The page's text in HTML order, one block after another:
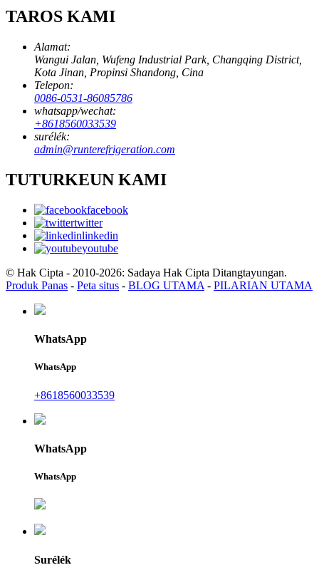
TAROS KAMI
Alamat:
Wangui Jalan, Wufeng Industrial Park, Changqing District,
Kota Jinan, Propinsi Shandong, Cina
Telepon:
0086-0531-86085786
whatsapp/wechat:
+8618560033539
surélék:
admin@runterefrigeration.com
TUTURKEUN KAMI
facebook
twitter
linkedin
youtube
© Hak Cipta - 2010-2026: Sadaya Hak Cipta Ditangtayungan.
Produk Panas - Peta situs - BLOG UTAMA - PILARIAN UTAMA
WhatsApp
WhatsApp
+8618560033539
WhatsApp
WhatsApp
Surélék